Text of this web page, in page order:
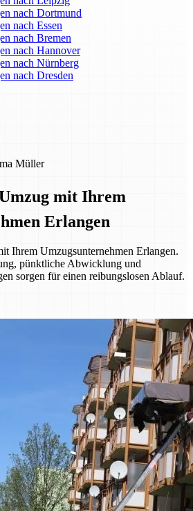
nach Dortmund
nach Essen
nach Bremen
nach Hannover
nach Nürnberg
nach Dresden
Müller
mit Ihrem
Erlangen
Ihrem Umzugsunternehmen Erlangen.
pünktliche Abwicklung und
sorgen für einen reibungslosen Ablauf.